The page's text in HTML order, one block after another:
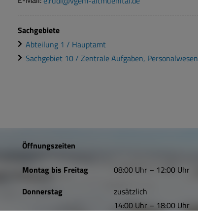
Sachgebiete
Abteilung 1 / Hauptamt
Sachgebiet 10 / Zentrale Aufgaben, Personalwesen
Öffnungszeiten
Montag bis Freitag
08:00 Uhr – 12:00 Uhr
Donnerstag
zusätzlich
14:00 Uhr – 18:00 Uhr